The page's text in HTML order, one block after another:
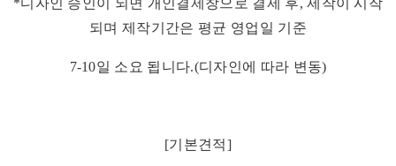
*디자인 승인이 되면 개인결제창으로 결제 후, 제작이 시작
되며 제작기간은 평균 영업일 기준
7-10일 소요 됩니다.(디자인에 따라 변동)
[기본견적]